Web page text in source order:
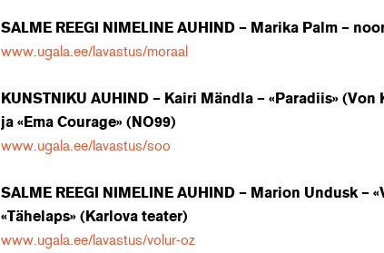
SALME REEGI NIMELINE AUHIND – Marika Palm –
www.ugala.ee/lavastus/moraal
KUNSTNIKU AUHIND – Kairi Mändla – «Paradiis»
ja «Ema Courage» (NO99)
www.ugala.ee/lavastus/soo
SALME REEGI NIMELINE AUHIND – Marion Undusk –
«Tähelaps» (Karlova teater)
www.ugala.ee/lavastus/volur-oz